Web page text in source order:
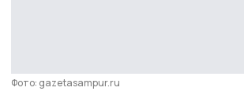
Фото: gazetasampur.ru